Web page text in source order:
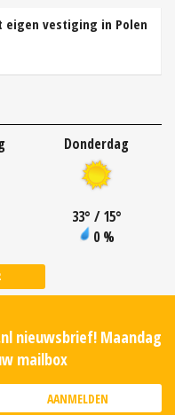
eigen vestiging in Polen
Donderdag
33° / 15°
0 %
nieuwsbrief! Maandag
mailbox
AANMELDEN